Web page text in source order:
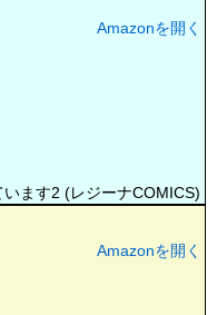
ます2 (レジーナCOMICS)
Amazonを開く
Amazonを開く